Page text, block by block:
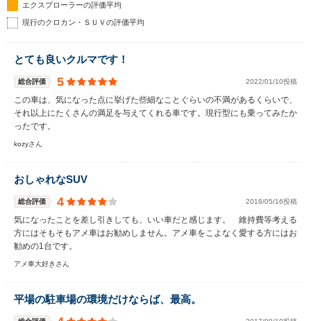
エクスプローラーの評価平均
現行のクロカン・ＳＵＶの評価平均
とても良いクルマです！
総合評価 5 2022/01/10投稿
この車は、気になった点に挙げた些細なことぐらいの不満があるくらいで、
それ以上にたくさんの満足を与えてくれる車です。現行型にも乗ってみたか
ったです。
kozyさん
おしゃれなSUV
総合評価 4 2018/05/16投稿
気になったことを差し引きしても、いい車だと感じます。 維持費等考える
方にはそもそもアメ車はお勧めしません。アメ車をこよなく愛する方にはお
勧めの1台です。
アメ車大好きさん
平場の駐車場の環境だけならば、最高。